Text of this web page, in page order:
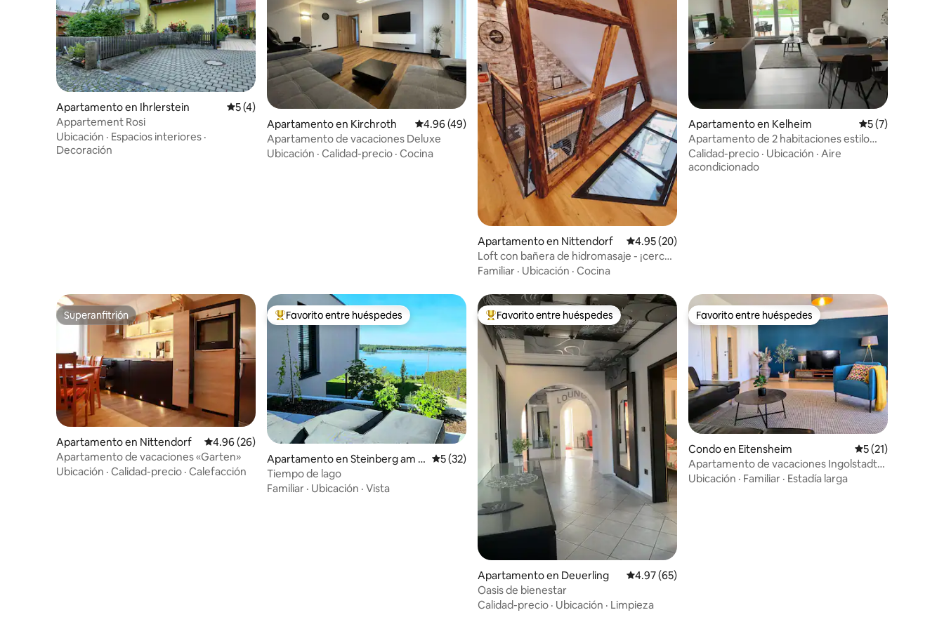
Apartamento en Ihrlerstein Calificación promedio: 5 de 5, 4 reseñas
5 (4)
Appartement Rosi
Ubicación · Espacios interiores ·
Decoración
Apartamento en Kirchroth Calificación promedio: 4.96 de 5, 49 reseñas
4.96 (49)
Apartamento de vacaciones Deluxe
Ubicación · Calidad-precio · Cocina
Apartamento en Nittendorf Calificación promedio: 4.95 de 5, 20 reseñas
4.95 (20)
Loft con bañera de hidromasaje - ¡cerca
de la ciudad!
Familiar · Ubicación · Cocina
Apartamento en Kelheim Calificación
5 (7)
Apartamento de 2 habitaciones estilo
loft 2 plantas.
Calidad-precio · Ubicación · Aire
acondicionado
Superanfitrión
Superanfitrión
Apartamento en Nittendorf Calificación promedio: 4.96 de 5, 26 reseñas
4.96 (26)
Apartamento de vacaciones «Garten»
Ubicación · Calidad-precio · Calefacción
Favorito entre huéspedes preferido
Favorito entre huéspedes
Apartamento en Steinberg am S
ee
Calificación promedio: 5 de 5, 32 reseñas
5 (32)
Tiempo de lago
Familiar · Ubicación · Vista
Favorito entre huéspedes preferido
Favorito entre huéspedes
Apartamento en Deuerling Calificación promedio: 4.97 de 5, 65 reseñas
4.97 (65)
Oasis de bienestar
Calidad-precio · Ubicación · Limpieza
Favorito entre huéspedes
Favorito entre huéspedes
Condo en Eitensheim Calificación
5 (21)
Apartamento de vacaciones Ingolstadt-
Eichstätt
Ubicación · Familiar · Estadía larga